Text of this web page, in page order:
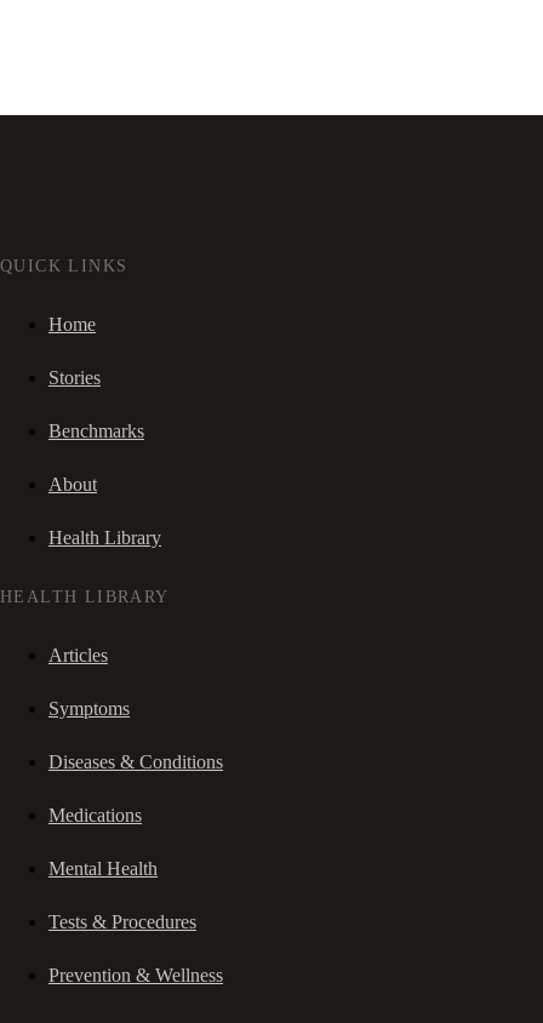
QUICK LINKS
Home
Stories
Benchmarks
About
Health Library
HEALTH LIBRARY
Articles
Symptoms
Diseases & Conditions
Medications
Mental Health
Tests & Procedures
Prevention & Wellness